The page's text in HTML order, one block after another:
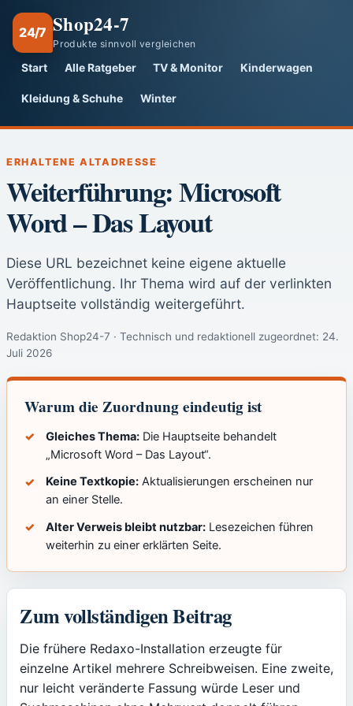
24/7 Shop24-7
Produkte sinnvoll vergleichen
Start Alle Ratgeber TV & Monitor Kinderwagen
Kleidung & Schuhe Winter
ERHALTENE ALTADRESSE
Weiterführung: Microsoft
Word – Das Layout
Diese URL bezeichnet keine eigene aktuelle
Veröffentlichung. Ihr Thema wird auf der verlinkten
Hauptseite vollständig weitergeführt.
Redaktion Shop24-7 · Technisch und redaktionell zugeordnet: 24.
Juli 2026
Warum die Zuordnung eindeutig ist
Gleiches Thema:Die Hauptseite behandelt
„Microsoft Word – Das Layout“.
Keine Textkopie:Aktualisierungen erscheinen nur
an einer Stelle.
Alter Verweis bleibt nutzbar:Lesezeichen führen
weiterhin zu einer erklärten Seite.
Zum vollständigen Beitrag
Die frühere Redaxo-Installation erzeugte für
einzelne Artikel mehrere Schreibweisen. Eine zweite,
nur leicht veränderte Fassung würde Leser und